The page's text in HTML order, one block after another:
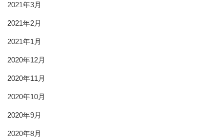
2021年3月
2021年2月
2021年1月
2020年12月
2020年11月
2020年10月
2020年9月
2020年8月